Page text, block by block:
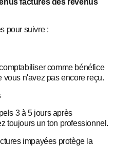
pour suivre :
comme bénéfice
vous n'avez pas encore reçu.
3 à 5 jours après
toujours un ton professionnel.
impayées protège la